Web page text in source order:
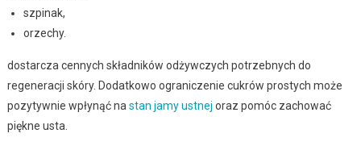
szpinak,
orzechy.
dostarcza cennych składników odżywczych potrzebnych do
regeneracji skóry. Dodatkowo ograniczenie cukrów prostych może
pozytywnie wpłynąć na stan jamy ustnej oraz pomóc zachować
piękne usta.